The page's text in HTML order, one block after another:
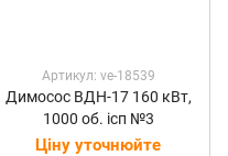
Артикул: ve-18539
Димосос ВДН-17 160 кВт,
1000 об. ісп №3
Ціну уточнюйте